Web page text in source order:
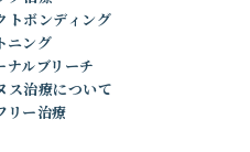
トボンディング
ニング
ナルブリーチ
ス治療について
リー治療
入れ
のバ
ま
入れ歯